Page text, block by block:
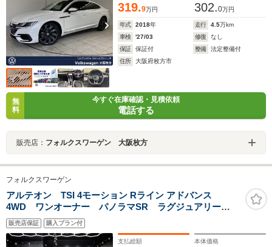
319.9万円 302.0万円
年式 2018年 走行 4.5万km
車検
'27/03 修復
なし
保証
保証付 整備
法定整備付
住所
大阪府枚方市
無
料
今すぐ在庫確認・見積依頼
電話する
販売店： フォルクスワーゲン 大阪枚方
フォルクスワーゲン
アルテオン TSI 4モーション Rライン アドバンス
4WD ワンオーナー パノラマSR ラグジュアリー
PKG ヘッドアップディスプレイ DYNAUDIOプレミア
ムサウンド ブラックレザー サラウンドビュー フル
セグTV シートヒーター ACC 保証書取説スペアキー
販売店保証 購入プラン付
支払総額 本体価格